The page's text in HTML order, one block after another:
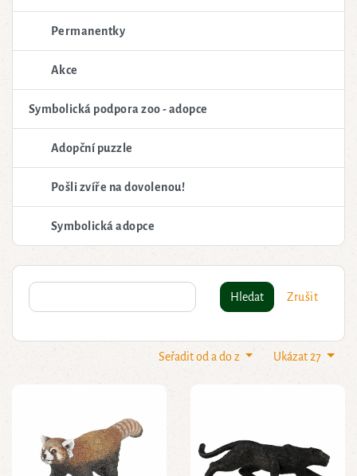
Permanentky
Akce
Symbolická podpora zoo - adopce
Adopční puzzle
Pošli zvíře na dovolenou!
Symbolická adopce
Hledat Zrušit
Ukázat 27
Seřadit od a do z